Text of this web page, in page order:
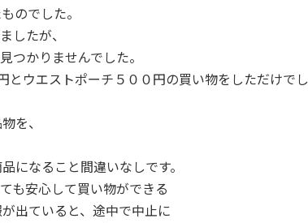
のでした。
したが、
つかりませんでした。
ウエストポーチ５００円の買い物をしただけでし
を、
になること間違いなしです。
も安心して買い物ができる
出ていると、途中で中止に